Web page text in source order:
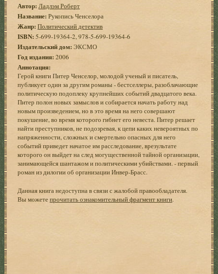
Автор: Ладлэм Роберт
Название: Рукопись Ченселора
Жанр: Политический детектив
ISBN:5-699-19364-2, 978-5-699-19364-6
Издательский дом: ЭКСМО
Год издания: 2006
Аннотация:
Герой книги Питер Ченселор, молодой ученый и писатель,
публикует один за другим романы - бестселлеры, разоблачающие
политическую подоплеку крупнейших событий двадцатого века.
Питер полон новых замыслов и собирается начать работу над
новым произведением, но в это время на него совершают
покушение, во время которого гибнет его невеста. Питер решает
найти преступников, не подозревая, к цепи каких невероятных по
напряженности, сложных и смертельно опасных для него
событий приведет начатое им расследование, врезультате
которого он выйдет на след могущественной тайной организации,
занимающейся шантажом и политическими убийствами. - первый
роман из дилогии об организации Инвер-Брасс.
Данная книга недоступна в связи с жалобой правообладателя.
Вы можетепрочитать ознакомительный фрагмент книги.